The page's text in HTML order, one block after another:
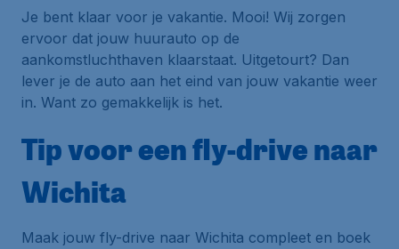
Je bent klaar voor je vakantie. Mooi! Wij zorgen
ervoor dat jouw huurauto op de
aankomstluchthaven klaarstaat. Uitgetourt? Dan
lever je de auto aan het eind van jouw vakantie weer
in. Want zo gemakkelijk is het.
Tip voor een fly-drive naar
Wichita
Maak jouw fly-drive naar Wichita compleet en boek